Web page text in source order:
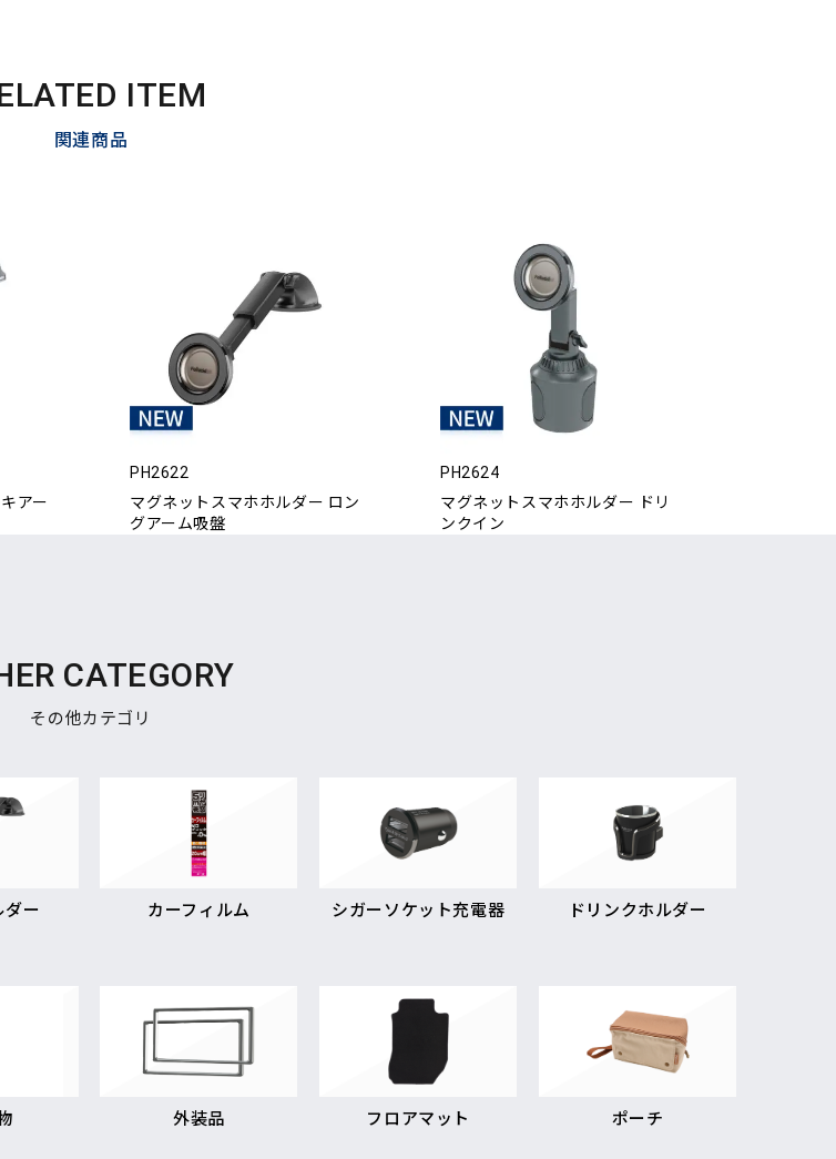
ITEM
関連商品
アー
PH2622
マグネットスマホホルダー ロン
グアーム吸盤
PH2624
マグネットスマホホルダー ドリ
ンクイン
CATEGORY
その他カテゴリ
ダー カーフィルム シガーソケット充電器 ドリンクホルダー
外装品 フロアマット ポーチ